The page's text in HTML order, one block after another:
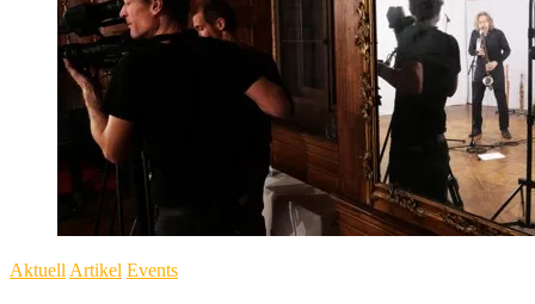
Aktuell Artikel Events